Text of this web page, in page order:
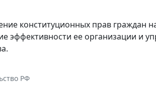
конституционных прав граждан
ее организации и
РФ